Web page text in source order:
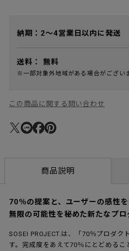
納期：2～4営業日以内に発送
送料： 無料
※一部対象外地域がある場合がござい
この商品に関する問い合わせ
商品説明
70％の提案と、ユーザーの感性
無限の可能性を秘めた新たなプロ
SOSEI PROJECT.は、「70％プロダク
す。完成度をあえて70％にとどめるこ